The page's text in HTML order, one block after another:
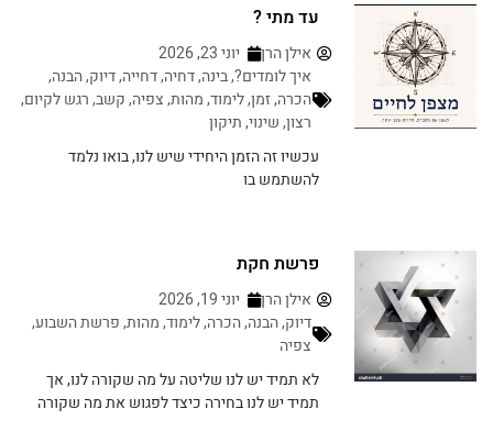
עד מתי ?
אילן הרן
יוני 23, 2026
איך לומדים?,בינה,דחיה,דחייה,דיוק,הבנה,
הכרה,זמן,לימוד,מהות,צפיה,קשב,רגש לקיום,
רצון,שינוי,תיקון
עכשיו זה הזמן היחידי שיש לנו, בואו נלמד
להשתמש בו
פרשת חקת
אילן הרן
יוני 19, 2026
דיוק,הבנה,הכרה,לימוד,מהות,פרשת השבוע,
צפיה
לא תמיד יש לנו שליטה על מה שקורה לנו, אך
תמיד יש לנו בחירה כיצד לפגוש את מה שקורה